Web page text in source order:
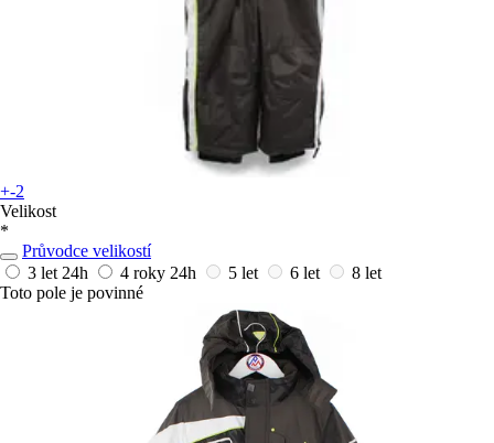
+-2
Velikost
*
Průvodce velikostí
3 let 24h 4 roky 24h 5 let 6 let
8 let
Toto pole je povinné